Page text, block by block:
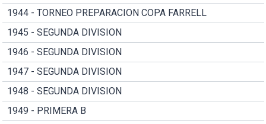
1944 - TORNEO PREPARACION COPA FARRELL
1945 - SEGUNDA DIVISION
1946 - SEGUNDA DIVISION
1947 - SEGUNDA DIVISION
1948 - SEGUNDA DIVISION
1949 - PRIMERA B